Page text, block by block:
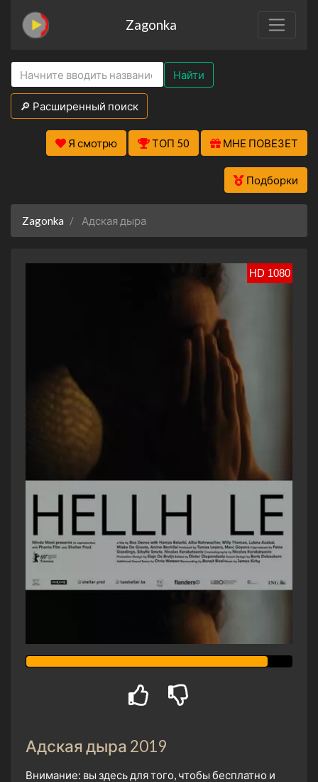
Zagonka
Найти
🔎 Расширенный поиск
Я смотрю ТОП 50 МНЕ ПОВЕЗЕТ
Подборки
Zagonka Адская дыра
HD 1080
Адская дыра 2019
Внимание: вы здесь для того, чтобы бесплатно и